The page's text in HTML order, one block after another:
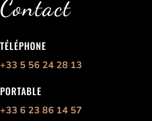
Contact
TÉLÉPHONE
+33 5 56 24 28 13
PORTABLE
+33 6 23 86 14 57